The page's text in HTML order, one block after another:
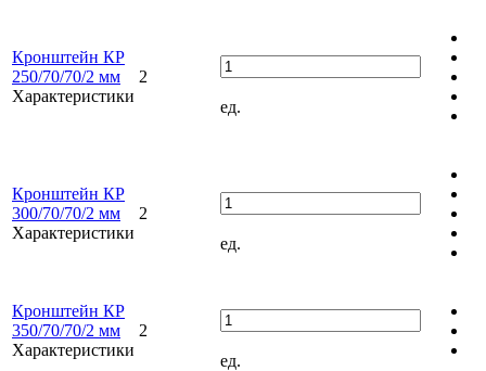
Кронштейн КР
250/70/70/2 мм
Характеристики
2
ед.
Кронштейн КР
300/70/70/2 мм
Характеристики
2
ед.
Кронштейн КР
350/70/70/2 мм
Характеристики
2
ед.